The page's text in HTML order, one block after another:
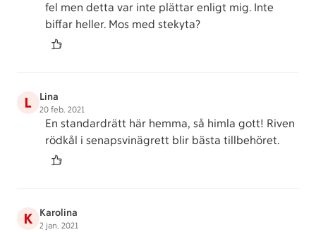
fel men detta var inte plättar enligt mig. Inte
biffar heller. Mos med stekyta?
L Lina
20 feb. 2021
En standardrätt här hemma, så himla gott! Riven
rödkål i senapsvinägrett blir bästa tillbehöret.
K Karolina
2 jan. 2021